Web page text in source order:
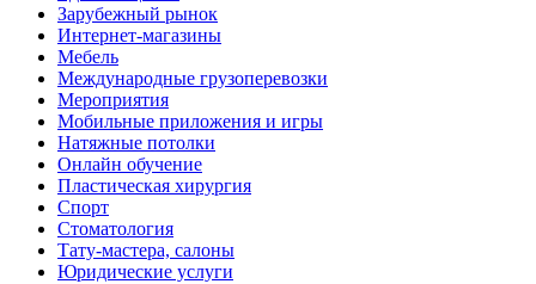
Зарубежный рынок
Интернет-магазины
Мебель
Международные грузоперевозки
Мероприятия
Мобильные приложения и игры
Натяжные потолки
Онлайн обучение
Пластическая хирургия
Спорт
Стоматология
Тату-мастера, салоны
Юридические услуги